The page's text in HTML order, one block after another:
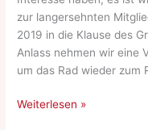
zur langersehnten
2019 in die Klause des
Anlass nehmen wir eine
um das Rad wieder zum
Mitgliederversammlung
Weiterlesen »